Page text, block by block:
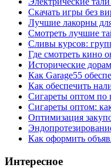
Скачать игры без
Лучшие лакорны
Смотреть лучшие
Сливы курсов:
Где смотреть кино
Исторические
Как Garage55
Как обеспечить
Сигареты оптом
Сигареты оптом:
Оптимизация
Как оформить
Интересное